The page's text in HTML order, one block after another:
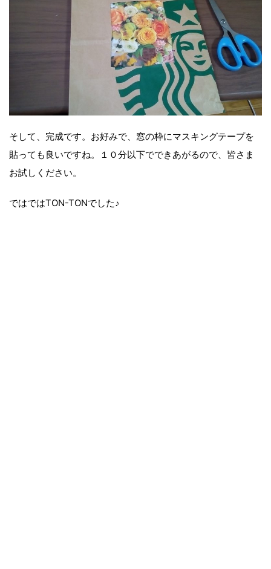
そして、完成です。お好みで、窓の枠にマスキングテープを
貼っても良いですね。１０分以下でできあがるので、皆さま
お試しください。
ではではTON-TONでした♪